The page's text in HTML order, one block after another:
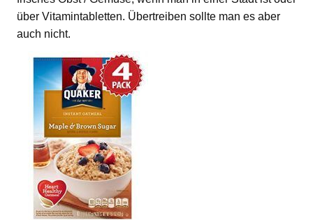
über Vitamintabletten. Übertreiben sollte man es aber
auch nicht.